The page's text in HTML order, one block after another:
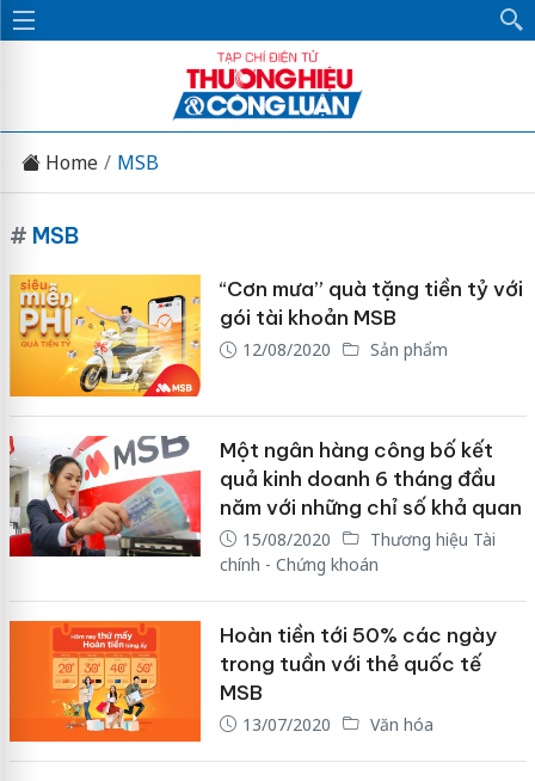
Home MSB
# MSB
“Cơn mưa” quà tặng tiền tỷ với
gói tài khoản MSB
12/08/2020 Sản phẩm
Một ngân hàng công bố kết
quả kinh doanh 6 tháng đầu
năm với những chỉ số khả quan
15/08/2020
Thương hiệu Tài
chính - Chứng khoán
Hoàn tiền tới 50% các ngày
trong tuần với thẻ quốc tế
MSB
13/07/2020 Văn hóa